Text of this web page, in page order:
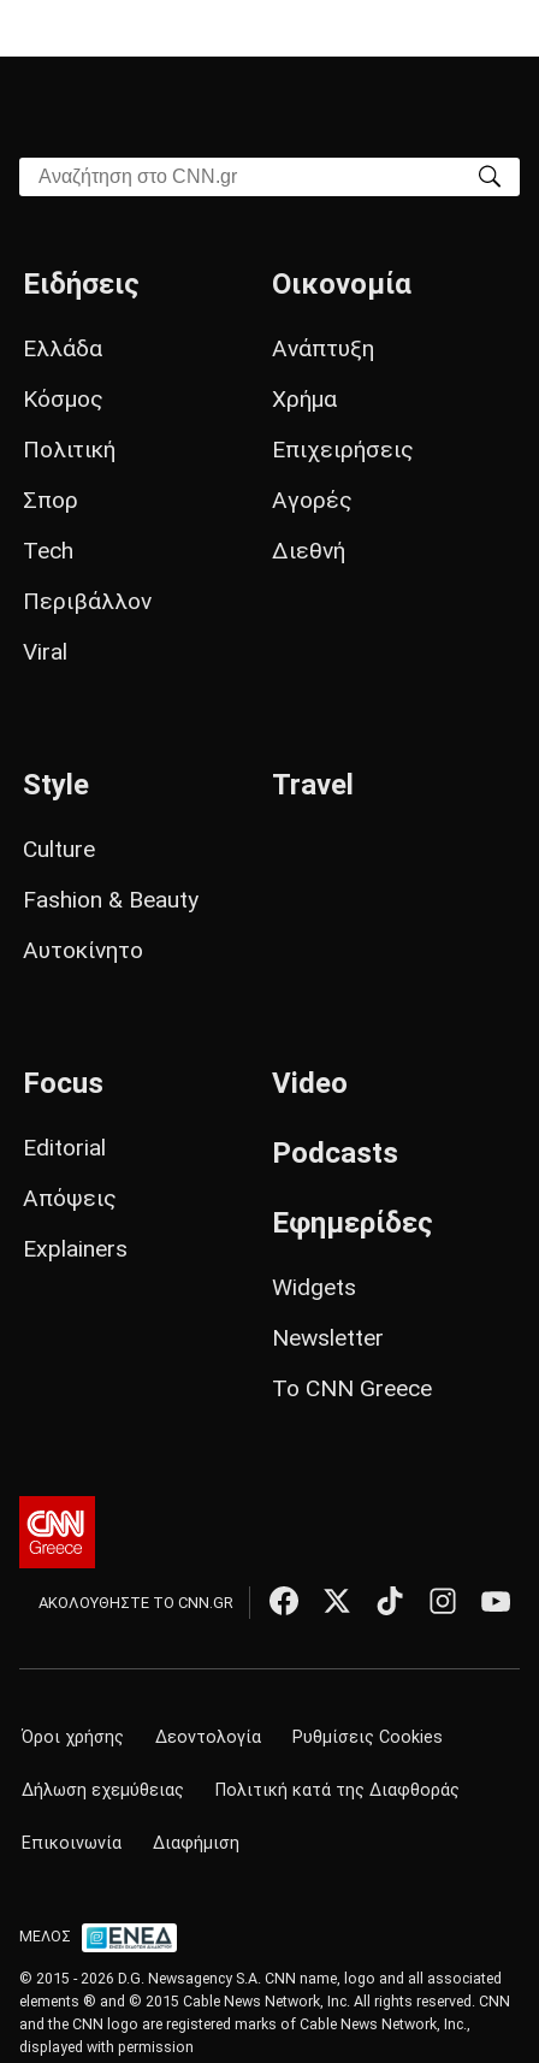
Αναζήτηση στο CNN.gr
Ειδήσεις
Ελλάδα
Κόσμος
Πολιτική
Σπορ
Tech
Περιβάλλον
Viral
Οικονομία
Ανάπτυξη
Χρήμα
Επιχειρήσεις
Αγορές
Διεθνή
Style
Culture
Fashion & Beauty
Αυτοκίνητο
Travel
Focus
Editorial
Απόψεις
Explainers
Video
Podcasts
Εφημερίδες
Widgets
Newsletter
Το CNN Greece
ΑΚΟΛΟΥΘΗΣΤΕ ΤΟ CNN.GR
Όροι χρήσης Δεοντολογία Ρυθμίσεις Cookies
Δήλωση εχεμύθειας Πολιτική κατά της Διαφθοράς
Επικοινωνία Διαφήμιση
ΜΕΛΟΣ
© 2015 - 2026 D.G. Newsagency S.A. CNN name, logo and all associated
elements ® and © 2015 Cable News Network, Inc. All rights reserved. CNN
and the CNN logo are registered marks of Cable News Network, Inc.,
displayed with permission